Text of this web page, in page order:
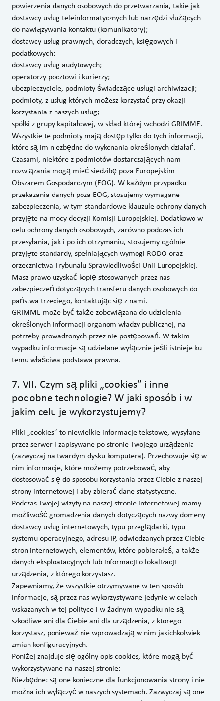
powierzenia danych osobowych do przetwarzania, takie jak
dostawcy usług teleinformatycznych lub narzędzi służących
do nawiązywania kontaktu (komunikatory);
dostawcy usług prawnych, doradczych, księgowych i
podatkowych;
dostawcy usług audytowych;
operatorzy pocztowi i kurierzy;
ubezpieczyciele, podmioty świadczące usługi archiwizacji;
podmioty, z usług których możesz korzystać przy okazji
korzystania z naszych usług;
spółki z grupy kapitałowej, w skład której wchodzi GRIMME.
Wszystkie te podmioty mają dostęp tylko do tych informacji,
które są im niezbędne do wykonania określonych działań.
Czasami, niektóre z podmiotów dostarczających nam
rozwiązania mogą mieć siedzibę poza Europejskim
Obszarem Gospodarczym (EOG). W każdym przypadku
przekazania danych poza EOG, stosujemy wymagane
zabezpieczenia, w tym standardowe klauzule ochrony danych
przyjęte na mocy decyzji Komisji Europejskiej. Dodatkowo w
celu ochrony danych osobowych, zarówno podczas ich
przesyłania, jak i po ich otrzymaniu, stosujemy ogólnie
przyjęte standardy, spełniających wymogi RODO oraz
orzecznictwa Trybunału Sprawiedliwości Unii Europejskiej.
Masz prawo uzyskać kopię stosowanych przez nas
zabezpieczeń dotyczących transferu danych osobowych do
państwa trzeciego, kontaktując się z nami.
GRIMME może być także zobowiązana do udzielenia
określonych informacji organom władzy publicznej, na
potrzeby prowadzonych przez nie postępowań. W takim
wypadku informacje są udzielane wyłącznie jeśli istnieje ku
temu właściwa podstawa prawna.
7. VII. Czym są pliki „cookies” i inne
podobne technologie? W jaki sposób i w
jakim celu je wykorzystujemy?
Pliki „cookies” to niewielkie informacje tekstowe, wysyłane
przez serwer i zapisywane po stronie Twojego urządzenia
(zazwyczaj na twardym dysku komputera). Przechowuje się w
nim informacje, które możemy potrzebować, aby
dostosować się do sposobu korzystania przez Ciebie z naszej
strony internetowej i aby zbierać dane statystyczne.
Podczas Twojej wizyty na naszej stronie internetowej mamy
możliwość gromadzenia danych dotyczących nazwy domeny
dostawcy usług internetowych, typu przeglądarki, typu
systemu operacyjnego, adresu IP, odwiedzanych przez Ciebie
stron internetowych, elementów, które pobierałeś, a także
danych eksploatacyjnych lub informacji o lokalizacji
urządzenia, z którego korzystasz.
Zapewniamy, że wszystkie otrzymywane w ten sposób
informacje, są przez nas wykorzystywane jedynie w celach
wskazanych w tej polityce i w żadnym wypadku nie są
szkodliwe ani dla Ciebie ani dla urządzenia, z którego
korzystasz, ponieważ nie wprowadzają w nim jakichkolwiek
zmian konfiguracyjnych.
Poniżej znajduje się ogólny opis cookies, które mogą być
wykorzystywane na naszej stronie:
Niezbędne: są one konieczne dla funkcjonowania strony i nie
można ich wyłączyć w naszych systemach. Zazwyczaj są one